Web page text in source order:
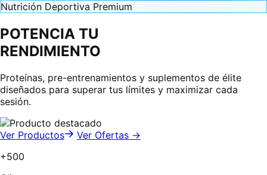
Nutrición Deportiva Premium
POTENCIA TU
RENDIMIENTO
Proteínas, pre-entrenamientos y suplementos de élite
diseñados para superar tus límites y maximizar cada
sesión.
Ver Productos
Ver Ofertas →
+500